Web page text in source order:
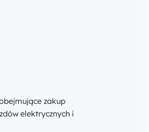
zakup
elektrycznych i